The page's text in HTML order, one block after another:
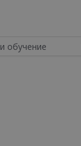
обучение